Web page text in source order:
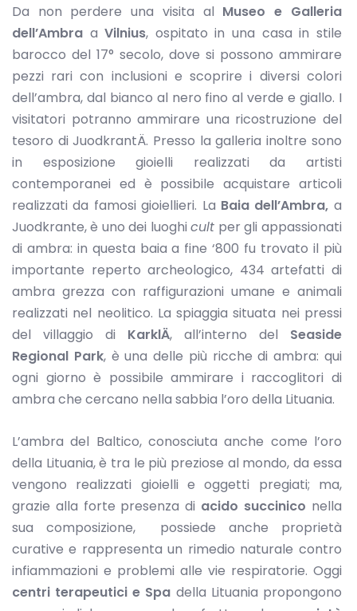
Da non perdere una visita al Museo e Galleria
dell’Ambra aVilnius, ospitato in una casa in stile
barocco del 17° secolo, dove si possono ammirare
pezzi rari con inclusioni e scoprire i diversi colori
dell’ambra, dal bianco al nero fino al verde e giallo. I
visitatori potranno ammirare una ricostruzione del
tesoro di JuodkrantÄ. Presso la galleria inoltre sono
in esposizione gioielli realizzati da artisti
contemporanei ed è possibile acquistare articoli
realizzati da famosi gioiellieri. La Baia dell’Ambra, a
Juodkrante, è uno dei luoghicult per gli appassionati
di ambra: in questa baia a fine ‘800 fu trovato il più
importante reperto archeologico, 434 artefatti di
ambra grezza con raffigurazioni umane e animali
realizzati nel neolitico. La spiaggia situata nei pressi
del villaggio di KarklÄ, all’interno del Seaside
Regional Park, è una delle più ricche di ambra: qui
ogni giorno è possibile ammirare i raccoglitori di
ambra che cercano nella sabbia l’oro della Lituania.
L’ambra del Baltico, conosciuta anche come l’oro
della Lituania, è tra le più preziose al mondo, da essa
vengono realizzati gioielli e oggetti pregiati; ma,
grazie alla forte presenza di acido succinico nella
sua composizione, possiede anche proprietà
curative e rappresenta un rimedio naturale contro
infiammazioni e problemi alle vie respiratorie. Oggi
centri terapeutici e Spa della Lituania propongono